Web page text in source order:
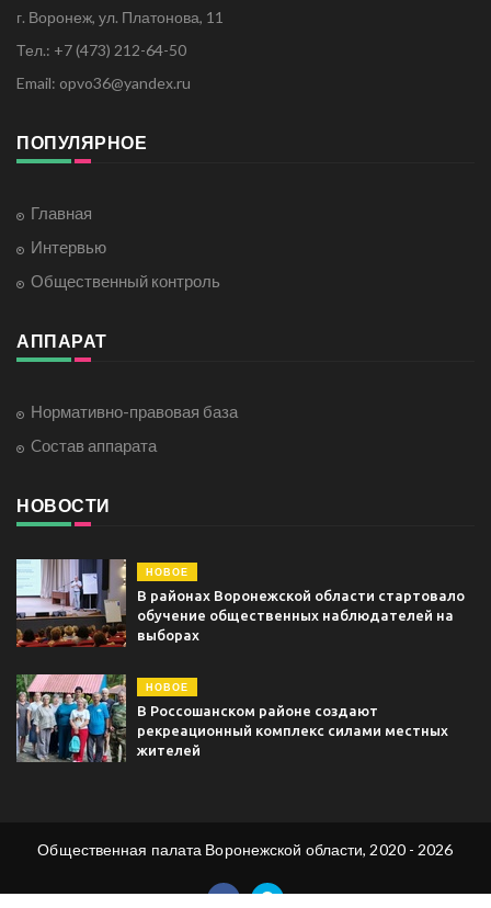
г. Воронеж, ул. Платонова, 11
Тел.: +7 (473) 212-64-50
Email: opvo36@yandex.ru
ПОПУЛЯРНОЕ
Главная
Интервью
Общественный контроль
АППАРАТ
Нормативно-правовая база
Cостав аппарата
НОВОСТИ
НОВОЕ
В районах Воронежской области стартовало
обучение общественных наблюдателей на
выборах
НОВОЕ
В Россошанском районе создают
рекреационный комплекс силами местных
жителей
Общественная палата Воронежской области, 2020 - 2026